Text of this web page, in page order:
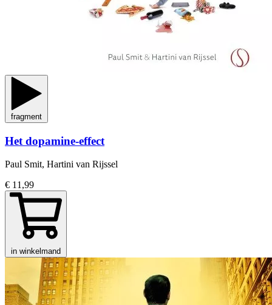
fragment
Het dopamine-effect
Paul Smit, Hartini van Rijssel
€ 11,99
in winkelmand